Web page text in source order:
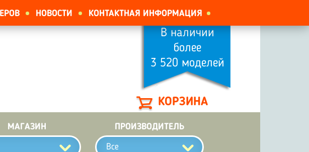
НОВОСТИ КОНТАКТНАЯ ИНФОРМАЦИЯ
КОРЗИНА
В наличии
более
3 520 моделей
МАГАЗИН ПРОИЗВОДИТЕЛЬ
Все